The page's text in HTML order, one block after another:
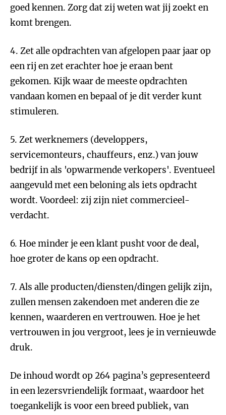
goed kennen. Zorg dat zij weten wat jij zoekt en
komt brengen.
4. Zet alle opdrachten van afgelopen paar jaar op
een rij en zet erachter hoe je eraan bent
gekomen. Kijk waar de meeste opdrachten
vandaan komen en bepaal of je dit verder kunt
stimuleren.
5. Zet werknemers (developpers,
servicemonteurs, chauffeurs, enz.) van jouw
bedrijf in als 'opwarmende verkopers'. Eventueel
aangevuld met een beloning als iets opdracht
wordt. Voordeel: zij zijn niet commercieel-
verdacht.
6. Hoe minder je een klant pusht voor de deal,
hoe groter de kans op een opdracht.
7. Als alle producten/diensten/dingen gelijk zijn,
zullen mensen zakendoen met anderen die ze
kennen, waarderen en vertrouwen. Hoe je het
vertrouwen in jou vergroot, lees je in vernieuwde
druk.
De inhoud wordt op 264 pagina’s gepresenteerd
in een lezersvriendelijk formaat, waardoor het
toegankelijk is voor een breed publiek, van